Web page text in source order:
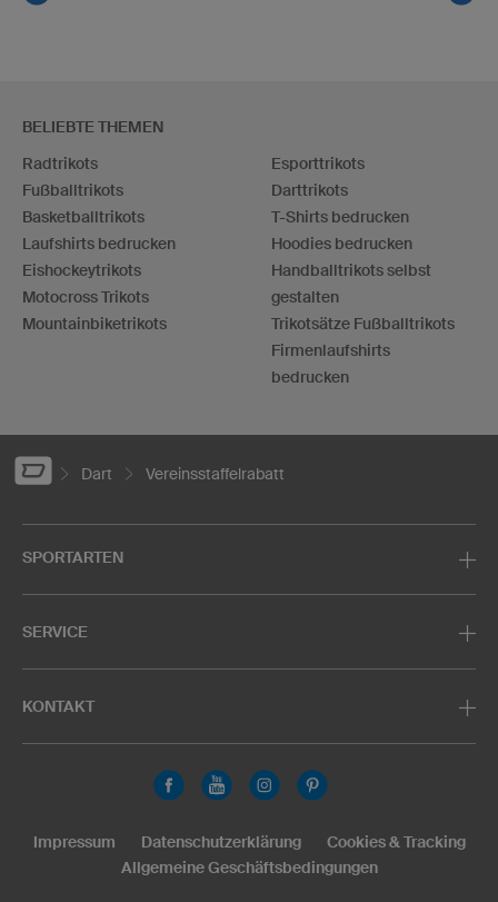
BELIEBTE THEMEN
Radtrikots
Fußballtrikots
Basketballtrikots
Laufshirts bedrucken
Eishockeytrikots
Motocross Trikots
Mountainbiketrikots
Esporttrikots
Darttrikots
T-Shirts bedrucken
Hoodies bedrucken
Handballtrikots selbst
gestalten
Trikotsätze Fußballtrikots
Firmenlaufshirts
bedrucken
Dart Vereinsstaffelrabatt
SPORTARTEN
SERVICE
KONTAKT
Impressum Datenschutzerklärung
Cookies & Tracking
Allgemeine Geschäftsbedingungen